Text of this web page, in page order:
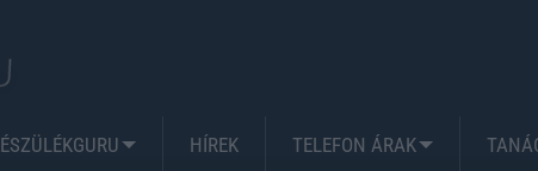
HÍREK TELEFON ÁRAK